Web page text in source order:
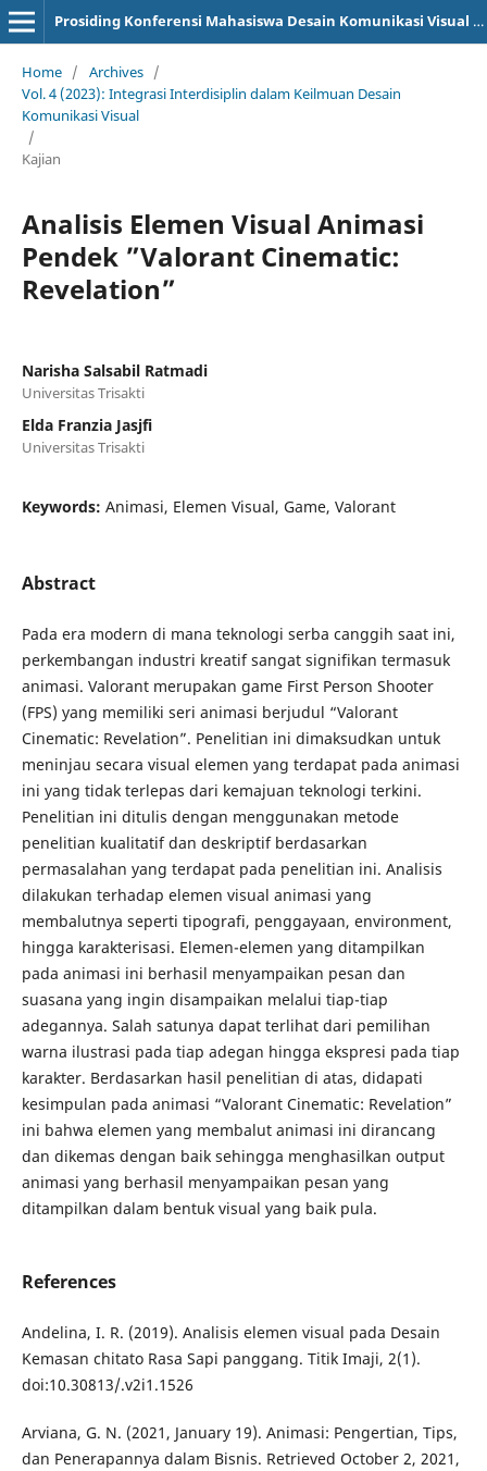
Prosiding Konferensi Mahasiswa Desain Komunikasi Visual (KOMA DKV)
Home / Archives /
Vol. 4 (2023): Integrasi Interdisiplin dalam Keilmuan Desain
Komunikasi Visual
/
Kajian
Analisis Elemen Visual Animasi
Pendek ”Valorant Cinematic:
Revelation”
Narisha Salsabil Ratmadi
Universitas Trisakti
Elda Franzia Jasjfi
Universitas Trisakti
Keywords: Animasi, Elemen Visual, Game, Valorant
Abstract
Pada era modern di mana teknologi serba canggih saat ini,
perkembangan industri kreatif sangat signifikan termasuk
animasi. Valorant merupakan game First Person Shooter
(FPS) yang memiliki seri animasi berjudul “Valorant
Cinematic: Revelation”. Penelitian ini dimaksudkan untuk
meninjau secara visual elemen yang terdapat pada animasi
ini yang tidak terlepas dari kemajuan teknologi terkini.
Penelitian ini ditulis dengan menggunakan metode
penelitian kualitatif dan deskriptif berdasarkan
permasalahan yang terdapat pada penelitian ini. Analisis
dilakukan terhadap elemen visual animasi yang
membalutnya seperti tipografi, penggayaan, environment,
hingga karakterisasi. Elemen-elemen yang ditampilkan
pada animasi ini berhasil menyampaikan pesan dan
suasana yang ingin disampaikan melalui tiap-tiap
adegannya. Salah satunya dapat terlihat dari pemilihan
warna ilustrasi pada tiap adegan hingga ekspresi pada tiap
karakter. Berdasarkan hasil penelitian di atas, didapati
kesimpulan pada animasi “Valorant Cinematic: Revelation”
ini bahwa elemen yang membalut animasi ini dirancang
dan dikemas dengan baik sehingga menghasilkan output
animasi yang berhasil menyampaikan pesan yang
ditampilkan dalam bentuk visual yang baik pula.
References
Andelina, I. R. (2019). Analisis elemen visual pada Desain
Kemasan chitato Rasa Sapi panggang. Titik Imaji, 2(1).
doi:10.30813/.v2i1.1526
Arviana, G. N. (2021, January 19). Animasi: Pengertian, Tips,
dan Penerapannya dalam Bisnis. Retrieved October 2, 2021,